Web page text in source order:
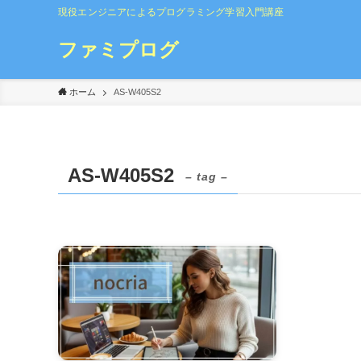
現役エンジニアによるプログラミング学習入門講座
ファミプログ
ホーム AS-W405S2
AS-W405S2 – tag –